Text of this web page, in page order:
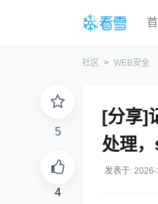
社区 WEB安全
5
4
[分享]
处理
发表于: